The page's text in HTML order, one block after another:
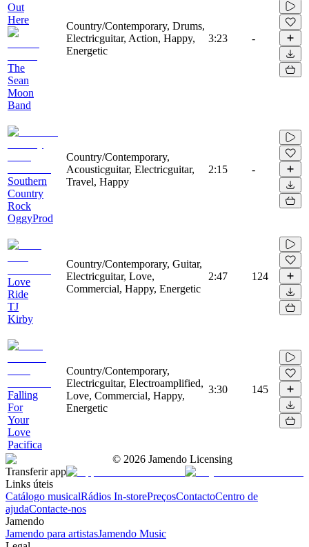
Out
Here
The
Sean
Moon
Band
Country/Contemporary, Drums,
Electricguitar, Action, Happy,
Energetic
3:23 -
Southern
Country
Rock
OggyProd
Country/Contemporary,
Acousticguitar, Electricguitar,
Travel, Happy
2:15 -
Love
Ride
TJ
Kirby
Country/Contemporary, Guitar,
Electricguitar, Love,
Commercial, Happy, Energetic
2:47 124
Falling
For
Your
Love
Pacifica
Country/Contemporary,
Electricguitar, Electroamplified,
Love, Commercial, Happy,
Energetic
3:30 145
© 2026 Jamendo Licensing
Transferir app
Links úteis
Catálogo musicalRádios In-storePreçosContactoCentro de
ajudaContacte-nos
Jamendo
Jamendo para artistasJamendo Music